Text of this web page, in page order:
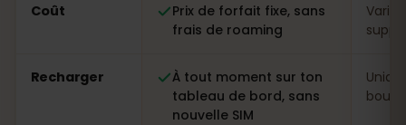
Coût
Prix de forfait fixe, sans
frais de roaming
Recharger
À tout moment sur ton
tableau de bord, sans
nouvelle SIM